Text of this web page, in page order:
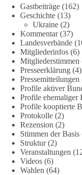
36 60
DieBasis
1 Tag zuvor
🕊 Wir wollen den
Am 20. Juni 2026 fand
Demonstration mit dem
Feind“ statt.
Hier ein Auszug aus der
Gastbeiträge (162)
Geschichte (13)
Ukraine (2)
Kommentar(37)
Landesverbände
Mitgliederinfos (6)
Mitgliederstimmen
Presseerklärung (4)
Pressemitteilungen
Profile aktiver
Profile ehemaliger
Profile kooptierte
Protokolle (2)
Rezension (2)
Stimmen der Basis
Struktur(2)
Veranstaltungen
Videos (6)
Wahlen (64)